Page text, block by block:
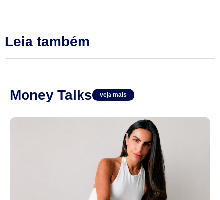
Leia também
Money Talks veja mais